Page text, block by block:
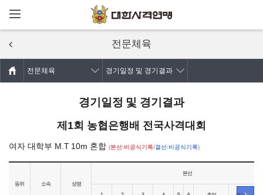
주요콘텐츠로
전문체육
전문체육 경기일정 및 경기결과
경기일정 및 경기결과
제1회 농협은행배 전국사격대회
여자 대학부 M.T 10m 혼합(본선:비공식기록/결선:비공식기록)
등위 소속 성명
본선